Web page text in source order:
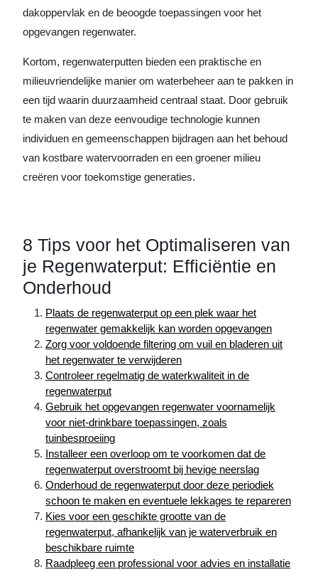
dakoppervlak en de beoogde toepassingen voor het
opgevangen regenwater.
Kortom, regenwaterputten bieden een praktische en
milieuvriendelijke manier om waterbeheer aan te pakken in
een tijd waarin duurzaamheid centraal staat. Door gebruik
te maken van deze eenvoudige technologie kunnen
individuen en gemeenschappen bijdragen aan het behoud
van kostbare watervoorraden en een groener milieu
creëren voor toekomstige generaties.
8 Tips voor het Optimaliseren van
je Regenwaterput: Efficiëntie en
Onderhoud
Plaats de regenwaterput op een plek waar het
regenwater gemakkelijk kan worden opgevangen
Zorg voor voldoende filtering om vuil en bladeren uit
het regenwater te verwijderen
Controleer regelmatig de waterkwaliteit in de
regenwaterput
Gebruik het opgevangen regenwater voornamelijk
voor niet-drinkbare toepassingen, zoals
tuinbesproeiing
Installeer een overloop om te voorkomen dat de
regenwaterput overstroomt bij hevige neerslag
Onderhoud de regenwaterput door deze periodiek
schoon te maken en eventuele lekkages te repareren
Kies voor een geschikte grootte van de
regenwaterput, afhankelijk van je waterverbruik en
beschikbare ruimte
Raadpleeg een professional voor advies en installatie